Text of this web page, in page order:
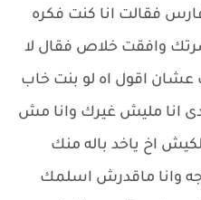
فقالت انا كنت فكره
وافقت خلاص فقال لا
اقول اه لو بنت خاب
انا مليش غيرك وانا مش
اخ ياخد باله منك
وانا ماقدرش اسلمك